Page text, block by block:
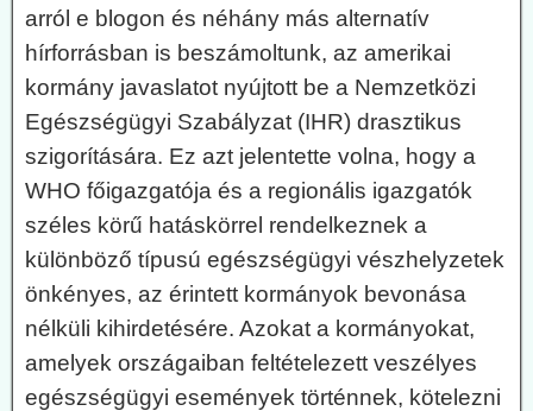
arról e blogon és néhány más alternatív
hírforrásban is beszámoltunk, az amerikai
kormány javaslatot nyújtott be a Nemzetközi
Egészségügyi Szabályzat (IHR) drasztikus
szigorítására. Ez azt jelentette volna, hogy a
WHO főigazgatója és a regionális igazgatók
széles körű hatáskörrel rendelkeznek a
különböző típusú egészségügyi vészhelyzetek
önkényes, az érintett kormányok bevonása
nélküli kihirdetésére. Azokat a kormányokat,
amelyek országaiban feltételezett veszélyes
egészségügyi események történnek, kötelezni